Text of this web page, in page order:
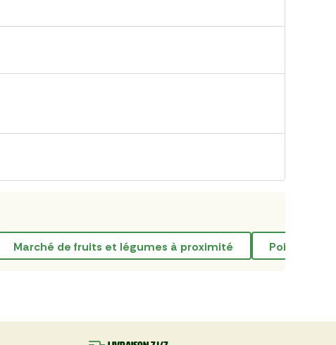
marché de fruits et légumes à proximité poisson